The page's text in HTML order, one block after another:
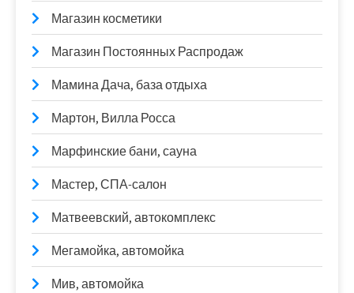
Магазин косметики
Магазин Постоянных Распродаж
Мамина Дача, база отдыха
Мартон, Вилла Росса
Марфинские бани, сауна
Мастер, СПА-салон
Матвеевский, автокомплекс
Мегамойка, автомойка
Мив, автомойка